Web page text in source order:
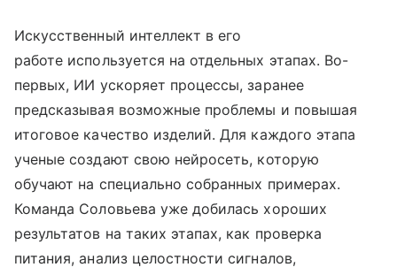
Искусственный интеллект в его
работе используется на отдельных этапах. Во-
первых, ИИ ускоряет процессы, заранее
предсказывая возможные проблемы и повышая
итоговое качество изделий. Для каждого этапа
ученые создают свою нейросеть, которую
обучают на специально собранных примерах.
Команда Соловьева уже добилась хороших
результатов на таких этапах, как проверка
питания, анализ целостности сигналов,